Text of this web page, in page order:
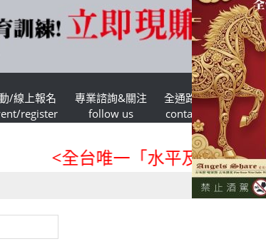
/線上報名
register
專業諮詢&關注
follow us
全通路客服
contact us
台灣
<全台唯一「水平及垂直整合